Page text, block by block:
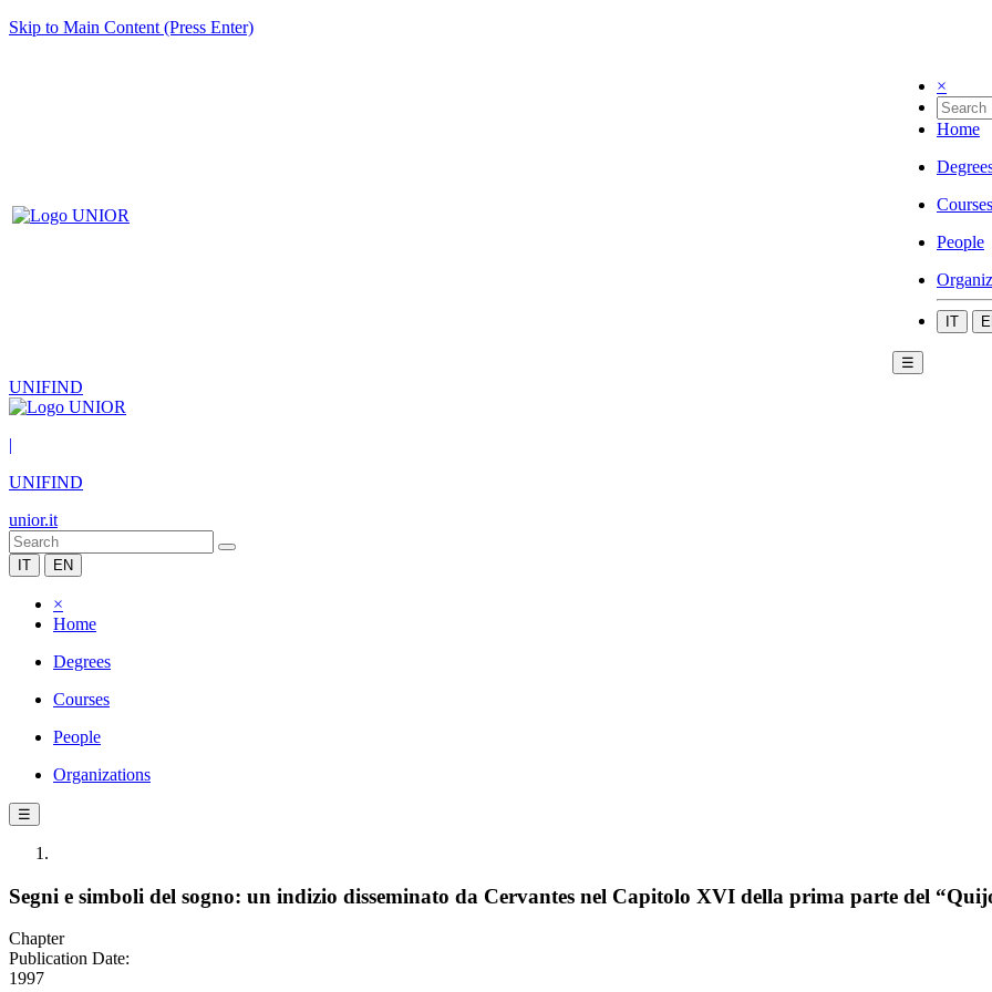
Skip to Main Content (Press Enter)
×
Home
Courses
People
IT
☰
UNIFIND
|
UNIFIND
unior.it
IT EN
×
Home
Degrees
Courses
People
Organizations
☰
Segni e simboli del sogno: un indizio disseminato da Cervantes nel Capitolo XVI della prima parte del
Chapter
Publication Date:
1997